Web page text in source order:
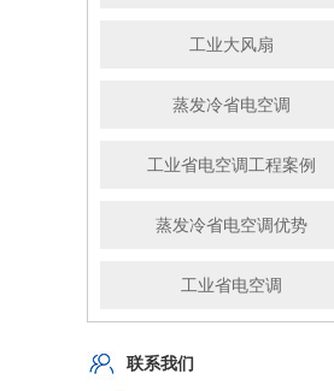
工业大风扇
蒸发冷省电空调
工业省电空调工程案例
蒸发冷省电空调优势
工业省电空调
联系我们